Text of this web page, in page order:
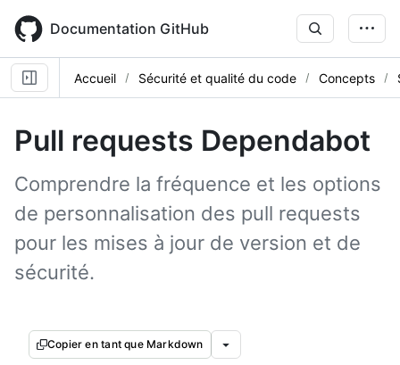
main
content
Documentation GitHub
Accueil Sécurité et qualité du code Concepts
Pull requests Dependabot
Comprendre la fréquence et les options
de personnalisation des pull requests
pour les mises à jour de version et de
sécurité.
Copier en tant que Markdown